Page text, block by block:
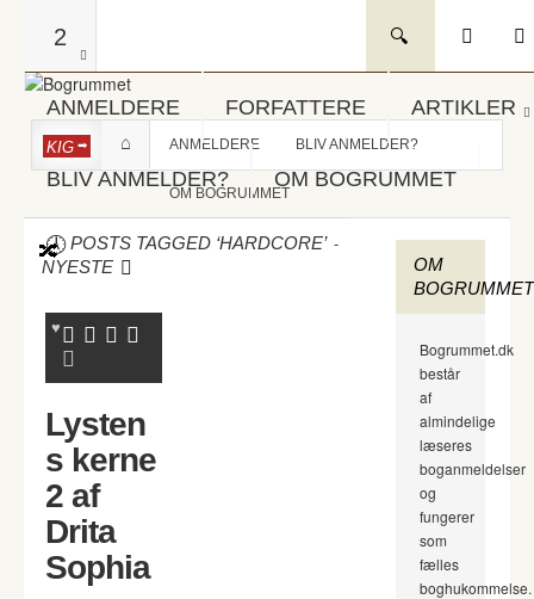
2
ANMELDERE FORFATTERE ARTIKLER
BLIV ANMELDER? OM BOGRUMMET
KIG ANMELDERE BLIV ANMELDER?
OM BOGRUMMET
POSTS TAGGED ‘HARDCORE’ -
NYESTE
Lysten
s kerne
2 af
Drita
Sophia
OM
BOGRUMMET
Bogrummet.dk
består
af
almindelige
læseres
boganmeldelser
og
fungerer
som
fælles
boghukommelse.